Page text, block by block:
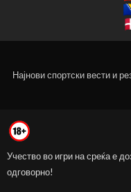
Најнови спортски вести и
Учество во игри на среќа е
одговорно!